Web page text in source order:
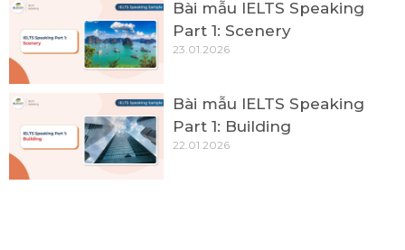
Bài mẫu IELTS Speaking
Part 1: Scenery
23.01.2026
Bài mẫu IELTS Speaking
Part 1: Building
22.01.2026